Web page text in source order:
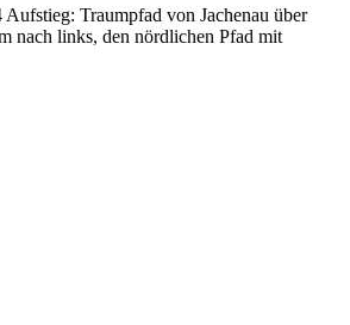
Aufstieg: Traumpfad von Jachenau über
nach links, den nördlichen Pfad mit